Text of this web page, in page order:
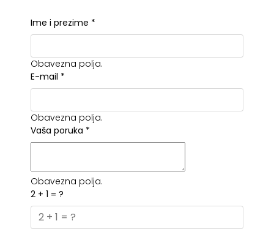
Ime i prezime *
Obavezna polja.
E-mail *
Obavezna polja.
Vaša poruka *
Obavezna polja.
2 + 1 = ?